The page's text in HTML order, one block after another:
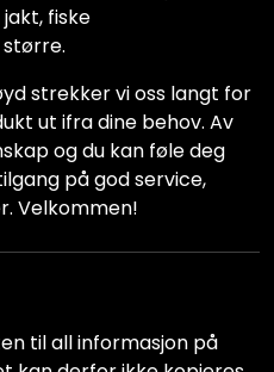
fiske
strekker vi oss langt for
ut ifra dine behov. Av
og du kan føle deg
på god service,
Velkommen!
til all informasjon på